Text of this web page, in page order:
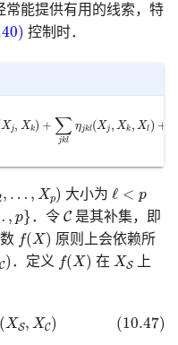
常能提供有用的线索，特
控制时．
X j, Xk) + ∑
jkl
ηjkl(X j , Xk , Xl ) +
∑jkl
, … , Xp) 大小为ℓ < p
ℓ p
, p}．令 C
C
是其补集，即
f(X)
f(X)
原则上会依赖所
C) ．定义 f(X)
f(X)
在 XS
XS
上
XS, XC) (10.47)
Cf(X ,XC)